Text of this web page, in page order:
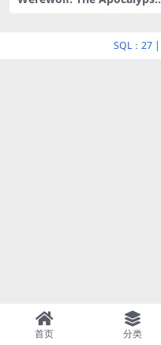
SQL：27 |
首页 分类